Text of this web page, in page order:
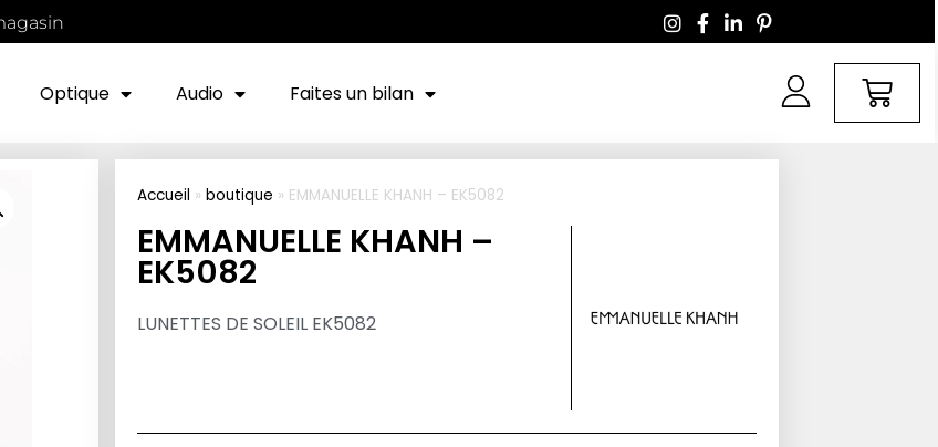
Optique Audio Faites un bilan
Accueil » boutique » EMMANUELLE KHANH – EK5082
EMMANUELLE KHANH –
EK5082
LUNETTES DE SOLEIL EK5082